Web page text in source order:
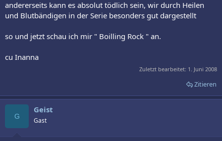
andererseits kann es absolut tödlich sein, wir durch Heilen
und Blutbändigen in der Serie besonders gut dargestellt
so und jetzt schau ich mir " Boilling Rock " an.
cu Inanna
Zuletzt bearbeitet: 1. Juni 2008
Zitieren
G
Geist
Gast